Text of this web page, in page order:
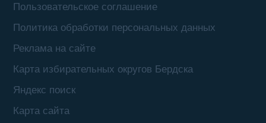
Пользовательское соглашение
Политика обработки персональных данных
Реклама на сайте
Карта избирательных округов Бердска
Яндекс поиск
Карта сайта